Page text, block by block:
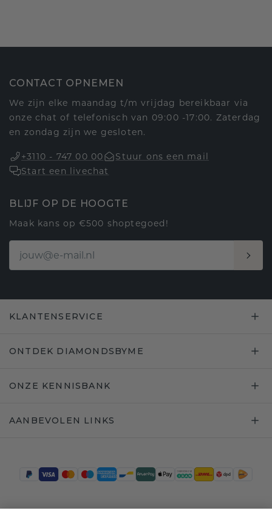
CONTACT OPNEMEN
We zijn elke maandag t/m vrijdag bereikbaar via
onze chat of telefonisch van 09:00 -17:00. Zaterdag
en zondag zijn we gesloten.
+3110 - 747 00 00
Stuur ons een mail
Start een livechat
BLIJF OP DE HOOGTE
Maak kans op €500 shoptegoed!
KLANTENSERVICE
ONTDEK DIAMONDSBYME
ONZE KENNISBANK
AANBEVOLEN LINKS